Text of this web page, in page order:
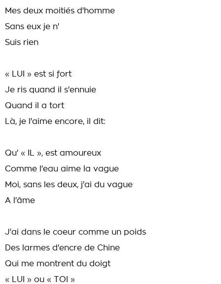
Mes deux moitiés d'homme
Sans eux je n'
Suis rien
« LUI » est si fort
Je ris quand il s'ennuie
Quand il a tort
Là, je l'aime encore, il dit:
Qu' « IL », est amoureux
Comme l'eau aime la vague
Moi, sans les deux, j'ai du vague
A l'âme
J'ai dans le coeur comme un poids
Des larmes d'encre de Chine
Qui me montrent du doigt
« LUI » ou « TOI »